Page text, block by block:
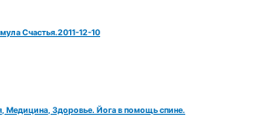
Счастья.2011-12-10
Медицина, Здоровье. Йога в помощь спине.